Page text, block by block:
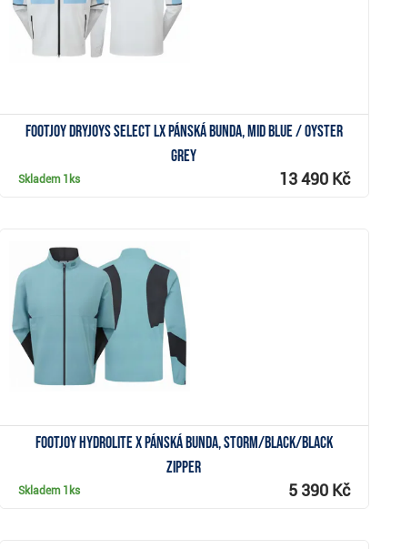
FootJoy DryJoys Select LX pánská bunda, Mid Blue / Oyster
Grey
Skladem 1ks 13 490 Kč
FootJoy HydroLite X pánská bunda, storm/black/black
zipper
Skladem 1ks 5 390 Kč
Zobrazit